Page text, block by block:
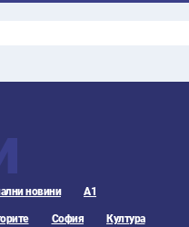
новини А1
София Култура